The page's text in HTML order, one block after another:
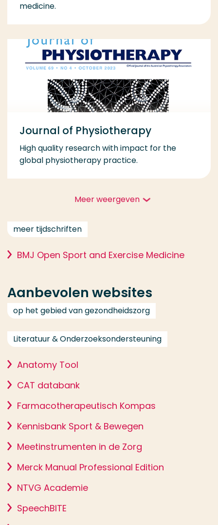
medicine.
Journal of Physiotherapy
High quality research with impact for the
global physiotherapy practice.
Meer weergeven
meer tijdschriften
BMJ Open Sport and Exercise Medicine
Aanbevolen websites
op het gebied van gezondheidszorg
Literatuur & Onderzoeksondersteuning
Anatomy Tool
CAT databank
Farmacotherapeutisch Kompas
Kennisbank Sport & Bewegen
Meetinstrumenten in de Zorg
Merck Manual Professional Edition
NTVG Academie
SpeechBITE